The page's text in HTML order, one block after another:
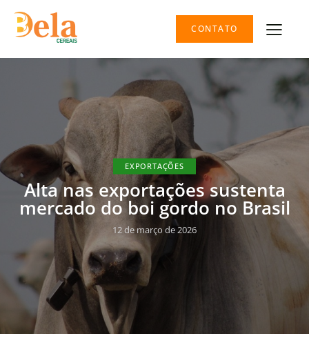
CONTATO
EXPORTAÇÕES
Alta nas exportações sustenta
mercado do boi gordo no Brasil
12 de março de 2026